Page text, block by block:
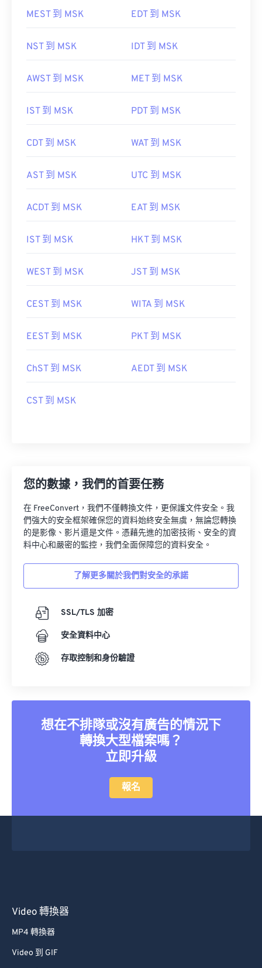
MEST 到 MSK EDT 到 MSK
NST 到 MSK IDT 到 MSK
AWST 到 MSK MET 到 MSK
IST 到 MSK PDT 到 MSK
CDT 到 MSK WAT 到 MSK
AST 到 MSK UTC 到 MSK
ACDT 到 MSK EAT 到 MSK
IST 到 MSK HKT 到 MSK
WEST 到 MSK JST 到 MSK
CEST 到 MSK WITA 到 MSK
EEST 到 MSK PKT 到 MSK
ChST 到 MSK AEDT 到 MSK
CST 到 MSK
您的數據，我們的首要任務
在 FreeConvert，我們不僅轉換文件，更保護文件安全。我
們強大的安全框架確保您的資料始終安全無虞，無論您轉換
的是影像、影片還是文件。憑藉先進的加密技術、安全的資
料中心和嚴密的監控，我們全面保障您的資料安全。
了解更多關於我們對安全的承諾
SSL/TLS 加密
安全資料中心
存取控制和身份驗證
想在不排隊或沒有廣告的情況下
轉換大型檔案嗎？
立即升級
報名
Video 轉換器
MP4 轉換器
Video 到 GIF